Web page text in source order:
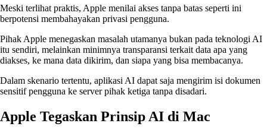
Meski terlihat praktis, Apple menilai akses tanpa batas seperti ini
berpotensi membahayakan privasi pengguna.
Pihak Apple menegaskan masalah utamanya bukan pada teknologi AI
itu sendiri, melainkan minimnya transparansi terkait data apa yang
diakses, ke mana data dikirim, dan siapa yang bisa membacanya.
Dalam skenario tertentu, aplikasi AI dapat saja mengirim isi dokumen
sensitif pengguna ke server pihak ketiga tanpa disadari.
Apple Tegaskan Prinsip AI di Mac